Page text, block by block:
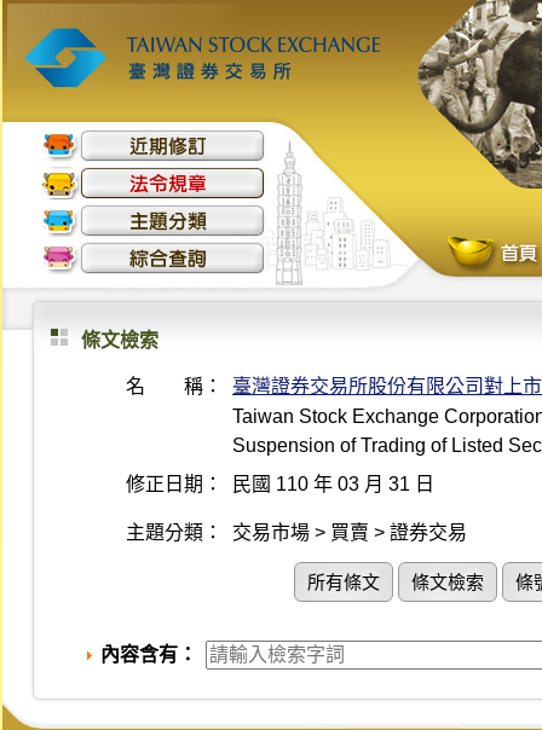
條文檢索
名 稱：
臺灣證券交易所股份有限公司對上
Taiwan Stock Exchange
Suspension of Trading of Listed
修正日期：
民國 110 年 03 月 31 日
主題分類： 交易市場 > 買賣 > 證券交易
所有條文 條文檢索 條
內容含有：